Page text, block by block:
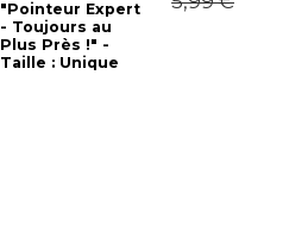
"Pointeur Expert
- Toujours au
Plus Près !" -
Taille : Unique